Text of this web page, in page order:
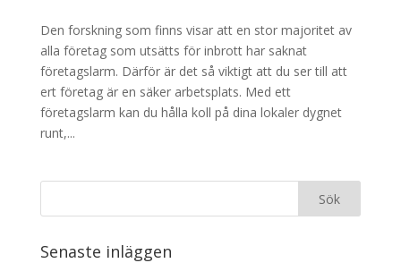
Den forskning som finns visar att en stor majoritet av
alla företag som utsätts för inbrott har saknat
företagslarm. Därför är det så viktigt att du ser till att
ert företag är en säker arbetsplats. Med ett
företagslarm kan du hålla koll på dina lokaler dygnet
runt,...
Senaste inläggen